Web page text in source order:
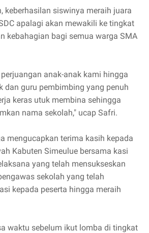
keberhasilan siswinya meraih juara
apalagi akan mewakili ke tingkat
kebahagian bagi semua warga SMA
anak-anak kami hingga
dan guru pembimbing yang penuh
keras utuk membina sehingga
nama sekolah," ucap Safri.
mengucapkan terima kasih kepada
Kabuten Simeulue bersama kasi
yang telah mensukseskan
sekolah yang telah
kepada peserta hingga meraih
waktu sebelum ikut lomba di tingkat